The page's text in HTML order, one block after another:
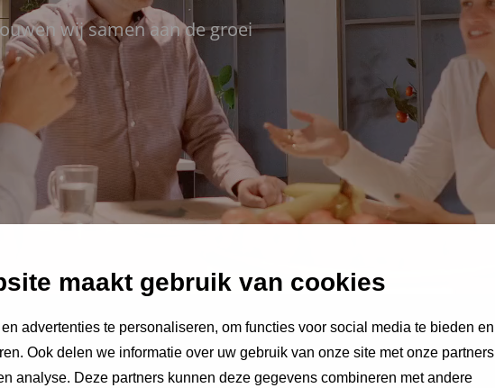
maakt gebruik van cookies
advertenties te personaliseren, om functies voor social media te bieden en
Ook delen we informatie over uw gebruik van onze site met onze partners
analyse. Deze partners kunnen deze gegevens combineren met andere
wij samen aan de groei